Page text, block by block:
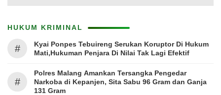
HUKUM KRIMINAL
#
Kyai Ponpes Tebuireng Serukan Koruptor Di Hukum
Mati,Hukuman Penjara Di Nilai Tak Lagi Efektif
#
Polres Malang Amankan Tersangka Pengedar
Narkoba di Kepanjen, Sita Sabu 96 Gram dan Ganja
131 Gram